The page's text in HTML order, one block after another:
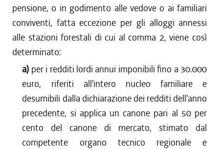
pensione, o in godimento alle vedove o ai familiari
conviventi, fatta eccezione per gli alloggi annessi
alle stazioni forestali di cui al comma 2, viene così
determinato:
a) per i redditi lordi annui imponibili fino a 30.000
euro, riferiti all'intero nucleo familiare e
desumibili dalla dichiarazione dei redditi dell'anno
precedente, si applica un canone pari al 50 per
cento del canone di mercato, stimato dal
competente organo tecnico regionale e